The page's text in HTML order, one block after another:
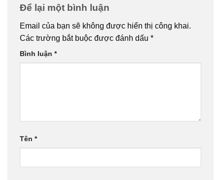
Để lại một bình luận
Email của bạn sẽ không được hiển thị công khai.
Các trường bắt buộc được đánh dấu *
Bình luận *
Tên *